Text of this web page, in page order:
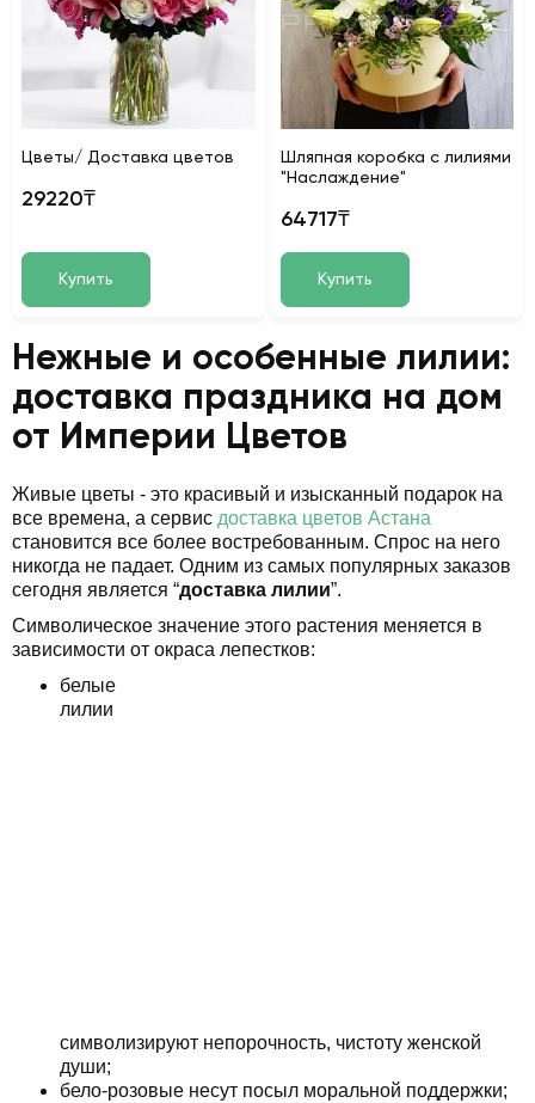
Цветы/ Доставка цветов
29220₸
Купить
Шляпная коробка с лилиями
"Наслаждение"
64717₸
Купить
Нежные и особенные лилии:
доставка праздника на дом
от Империи Цветов
Живые цветы - это красивый и изысканный подарок на
все времена, а сервис доставка цветов Астана
становится все более востребованным. Спрос на него
никогда не падает. Одним из самых популярных заказов
сегодня является “доставка лилии”.
Символическое значение этого растения меняется в
зависимости от окраса лепестков:
белые
лилии
символизируют непорочность, чистоту женской
души;
бело-розовые несут посыл моральной поддержки;